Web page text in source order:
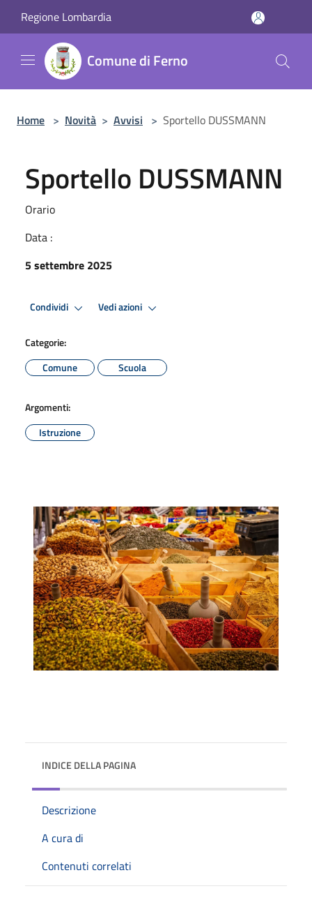
Regione Lombardia
Comune di Ferno
Home > Novità > Avvisi > Sportello DUSSMANN
Sportello DUSSMANN
Orario
Data :
5 settembre 2025
Condividi Vedi azioni
Categorie:
Comune
Scuola
Argomenti:
Istruzione
INDICE DELLA PAGINA
Descrizione
A cura di
Contenuti correlati